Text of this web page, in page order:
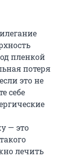
пленкой
потеря
это не
себе
— это
лечить